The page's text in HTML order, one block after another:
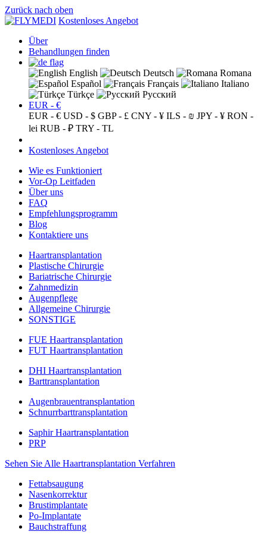
Zurück nach oben
Kostenloses Angebot
Über
Behandlungen finden
English Deutsch
Romana
Español
Français
Italiano
Türkçe
Русский
EUR - €
EUR - € USD - $ GBP - £ CNY - ¥ ILS - ₪ JPY - ¥ RON -
lei RUB - ₽ TRY - TL
Kostenloses Angebot
Wie es Funktioniert
Vor-Op Leitfaden
Über uns
FAQ
Empfehlungsprogramm
Blog
Kontaktiere uns
Haartransplantation
Plastische Chirurgie
Bariatrische Chirurgie
Zahnmedizin
Augenpflege
Allgemeine Chirurgie
SONSTIGE
FUE Haartransplantation
FUT Haartransplantation
DHI Haartransplantation
Barttransplantation
Augenbrauentransplantation
Schnurrbarttransplantation
Saphir Haartransplantation
PRP
Sehen Sie Alle Haartransplantation Verfahren
Fettabsaugung
Nasenkorrektur
Brustimplantate
Po-Implantate
Bauchstraffung